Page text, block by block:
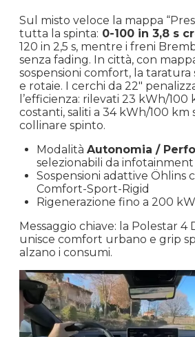
Sul misto veloce la mappa
tutta la spinta: 0-100 in 3,8 s
120 in 2,5 s, mentre i freni
senza fading. In città, con
sospensioni comfort, la
e rotaie. I cerchi da 22″
l’efficienza: rilevati 23 kWh/100
costanti, saliti a 34 kWh/100 km
collinare spinto.
Modalità Autonomia /
selezionabili da infotainment
Sospensioni adattive Öhlins
Comfort-Sport-Rigid
Rigenerazione fino a 200 kW
Messaggio chiave: la Polestar 4
unisce comfort urbano e grip
alzano i consumi.